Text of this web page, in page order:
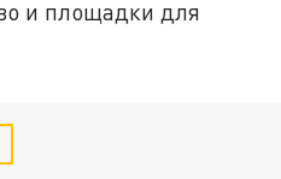
и площадки для